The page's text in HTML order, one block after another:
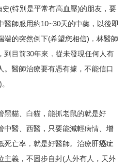
史(特別是平常有高血壓)的朋友，要
醫師服用約10~30天的中藥，以後即
端的突然倒下(希望您相信)，林醫師
到目前30年來，從未發現任何人有
。醫師治療要有憑有據，不能信口
黑貓、白貓，能抓老鼠的就是好
中醫、西醫，只要能減輕病情、增
亡率，就是好醫師。 治療肝癌症
主義，不固步自封(人外有人，天外